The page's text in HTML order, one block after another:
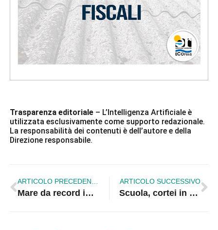
Trasparenza editoriale – L’Intelligenza Artificiale è
utilizzata esclusivamente come supporto redazionale.
La responsabilità dei contenuti è dell’autore e della
Direzione responsabile.
ARTICOLO PRECEDENTE
Mare da record in Calabria: seconda in Italia per qualità delle acque balneabili
ARTICOLO SUCCESSIVO
Scuola, cortei in tutta Italia contro la riforma degli istituti tecnici